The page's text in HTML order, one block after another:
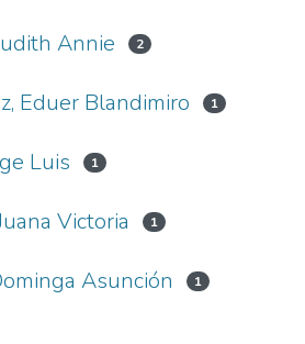
Annie 2
Eduer Blandimiro 1
Luis 1
Victoria 1
Asunción 1